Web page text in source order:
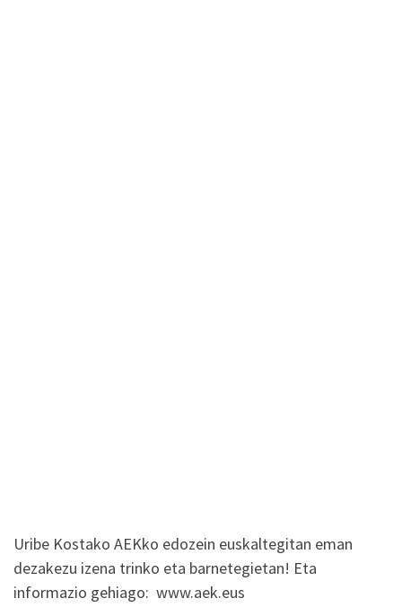
Uribe Kostako AEKko edozein euskaltegitan eman
dezakezu izena trinko eta barnetegietan! Eta
informazio gehiago: www.aek.eus